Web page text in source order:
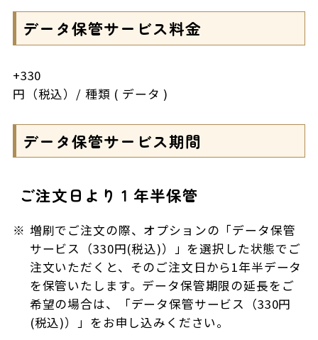
データ保管サービス料金
+330
円（税込）/ 種類 ( データ )
データ保管サービス期間
ご注文日より 1 年半保管
増刷でご注文の際、オプションの「データ保管
サービス（330円(税込)）」を選択した状態でご
注文いただくと、そのご注文日から1年半データ
を保管いたします。データ保管期限の延長をご
希望の場合は、「データ保管サービス（330円
(税込)）」をお申し込みください。